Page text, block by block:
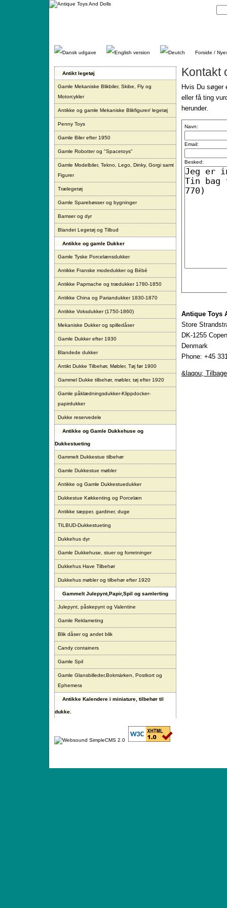
Gå
Forside /
Antikt legetøj
Gamle Mekaniske Blikbiler, Skibe, Fly og
Motorcykler
Antikke og gamle Mekaniske Blikfigurer/ legetøj
Penny Toys
Gamle Biler efter 1950
Gamle Robotter og "Spacetoys"
Gamle Modelbiler, Tekno, Lego, Dinky, Gorgi samt
Figurer
Trælegetøj
Gamle Sparebøsser og bygninger
Bamser og dyr
Blandet Legetøj og Tilbud
Antikke og gamle Dukker
Gamle Tyske Porcelænsdukker
Antikke Franske modedukker og Bébé
Antikke Papmache og trædukker 1780-1850
Antikke China og Pariandukker 1830-1870
Antikke Voksdukker (1750-1860)
Mekaniske Dukker og spilledåser
Gamle Dukker efter 1930
Blandede dukker
Antikt Dukke Tilbehør, Møbler, Tøj før 1900
Gammel Dukke tilbehør, møbler, tøj efter 1920
Gamle påklædningsdukker-Klippdocker-
papirdukker
Dukke reservedele
Antikke og Gamle Dukkehuse og
Dukkestueting
Gammelt Dukkestue tilbehør
Gamle Dukkestue møbler
Antikke og Gamle Dukkestuedukker
Dukkestue Køkkenting og Porcelæn
Antikke tæpper, gardiner, duge
TILBUD-Dukkestueting
Dukkehus dyr
Gamle Dukkehuse, stuer og forretninger
Dukkehus Have Tilbehør
Dukkehus møbler og tilbehør efter 1920
Gammelt Julepynt,Papir,Spil og samlerting
Julepynt, påskepynt og Valentine
Gamle Reklameting
Blik dåser og andet blik
Candy containers
Gamle Spil
Gamle Glansbilleder,Bokmärken, Postkort og
Ephemera
Antikke Kalendere i miniature, tilbehør til
dukke.
Kontakt
Hvis Du
eller få ting
herunder.
Navn:
Email:
Besked:
Antique Toys
Store
DK-1255
Denmark
Phone: +45
&laqou; Tilbage